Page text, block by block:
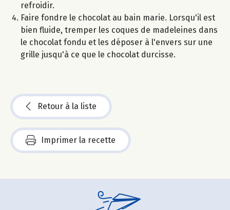
refroidir.
Faire fondre le chocolat au bain marie. Lorsqu'il est
bien fluide, tremper les coques de madeleines dans
le chocolat fondu et les déposer à l'envers sur une
grille jusqu'à ce que le chocolat durcisse.
Retour à la liste
Imprimer la recette